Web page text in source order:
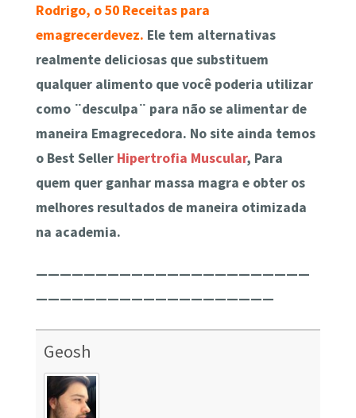
Rodrigo, o 50 Receitas para
emagrecerdevez. Ele tem alternativas
realmente deliciosas que substituem
qualquer alimento que você poderia utilizar
como ¨desculpa¨ para não se alimentar de
maneira Emagrecedora. No site ainda temos
o Best Seller Hipertrofia Muscular, Para
quem quer ganhar massa magra e obter os
melhores resultados de maneira otimizada
na academia.
———————————————————————
————————————————————
Geosh